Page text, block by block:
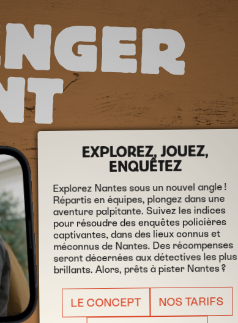
EXPLOREZ, JOUEZ,
ENQUÊTEZ
Explorez Nantes sous un nouvel angle !
Répartis en équipes, plongez dans une
aventure palpitante. Suivez les indices
pour résoudre des enquêtes policières
captivantes, dans des lieux connus et
méconnus de Nantes. Des récompenses
seront décernées aux détectives les plus
brillants. Alors, prêts à pister Nantes ?
LE CONCEPT NOS TARIFS